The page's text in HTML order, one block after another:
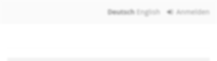
Deutsch English Anmelden